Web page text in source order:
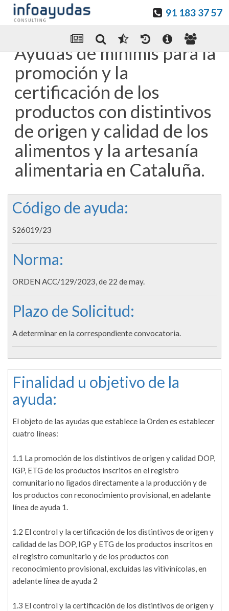
91 183 37 57
Enviar Por email
Ayudas de minimis para la
promoción y la
certificación de los
productos con distintivos
de origen y calidad de los
alimentos y la artesanía
alimentaria en Cataluña.
Código de ayuda:
S26019/23
Norma:
ORDEN ACC/129/2023, de 22 de may.
Plazo de Solicitud:
A determinar en la correspondiente convocatoria.
Finalidad u objetivo de la
ayuda:
El objeto de las ayudas que establece la Orden es establecer
cuatro líneas:
1.1 La promoción de los distintivos de origen y calidad DOP,
IGP, ETG de los productos inscritos en el registro
comunitario no ligados directamente a la producción y de
los productos con reconocimiento provisional, en adelante
línea de ayuda 1.
1.2 El control y la certificación de los distintivos de origen y
calidad de las DOP, IGP y ETG de los productos inscritos en
el registro comunitario y de los productos con
reconocimiento provisional, excluidas las vitivinícolas, en
adelante línea de ayuda 2
1.3 El control y la certificación de los distintivos de origen y